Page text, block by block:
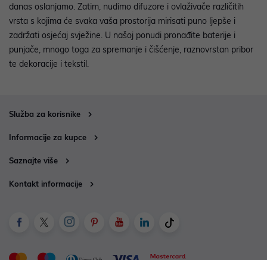
danas oslanjamo. Zatim, nudimo difuzore i ovlaživače različitih
vrsta s kojima će svaka vaša prostorija mirisati puno ljepše i
zadržati osjećaj svježine. U našoj ponudi pronađite baterije i
punjače, mnogo toga za spremanje i čišćenje, raznovrstan pribor
te dekoracije i tekstil.
Služba za korisnike
Informacije za kupce
Saznajte više
Kontakt informacije